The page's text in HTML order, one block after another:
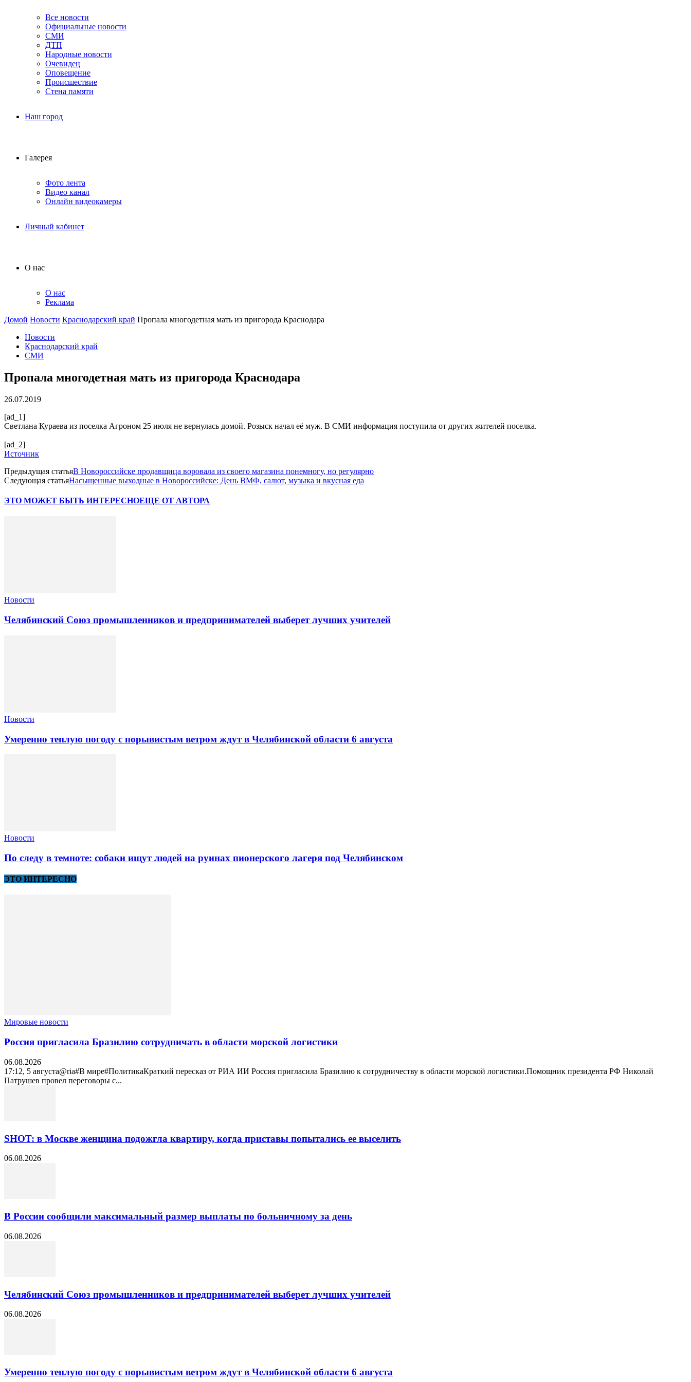
Все новости
Официальные новости
СМИ
ДТП
Народные новости
Очевидец
Оповещение
Происшествие
Стена памяти
Наш город
Галерея
Фото лента
Видео канал
Онлайн видеокамеры
Личный кабинет
О нас
О нас
Реклама
Домой Новости Краснодарский край Пропала многодетная мать из пригорода Краснодара
Новости
Краснодарский край
СМИ
Пропала многодетная мать из пригорода Краснодара
26.07.2019
[ad_1]
Светлана Кураева из поселка Агроном 25 июля не вернулась домой. Розыск начал её муж. В СМИ информация поступила от других жителей поселка.
[ad_2]
Источник
Предыдущая статьяВ Новороссийске продавщица воровала из своего магазина понемногу, но регулярно
Следующая статьяНасыщенные выходные в Новороссийске: День ВМФ, салют, музыка и вкусная еда
ЭТО МОЖЕТ БЫТЬ ИНТЕРЕСНОЕЩЕ ОТ АВТОРА
Новости
Челябинский Союз промышленников и предпринимателей выберет лучших учителей
Новости
Умеренно теплую погоду с порывистым ветром ждут в Челябинской области 6 августа
Новости
По следу в темноте: собаки ищут людей на руинах пионерского лагеря под Челябинском
ЭТО ИНТЕРЕСНО
Мировые новости
Россия пригласила Бразилию сотрудничать в области морской логистики
06.08.2026
17:12, 5 августа@ria#В мире#ПолитикаКраткий пересказ от РИА ИИ Россия пригласила Бразилию к сотрудничеству в области морской логистики.Помощник президента РФ Николай
Патрушев провел переговоры с...
SHOT: в Москве женщина подожгла квартиру, когда приставы попытались ее выселить
06.08.2026
В России сообщили максимальный размер выплаты по больничному за день
06.08.2026
Челябинский Союз промышленников и предпринимателей выберет лучших учителей
06.08.2026
Умеренно теплую погоду с порывистым ветром ждут в Челябинской области 6 августа